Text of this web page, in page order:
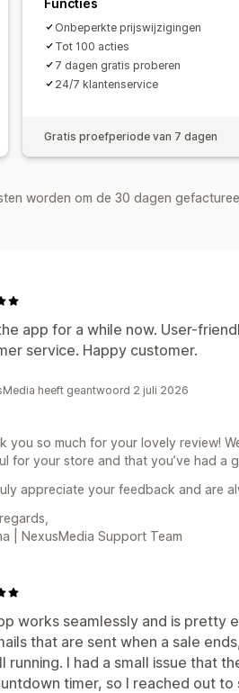
Onbeperkte prijswijzigingen
Tot 100 acties
7 dagen gratis proberen
24/7 klantenservice
Gratis proefperiode van 7 dagen
worden om de 30 dagen
app for a while now. User-
service. Happy customer.
heeft geantwoord 2 juli 2026
you so much for your lovely review!
for your store and that you’ve had a
appreciate your feedback and are
| NexusMedia Support Team
works seamlessly and is pretty
that are sent when a sale
running. I had a small issue that
timer, so I reached out to